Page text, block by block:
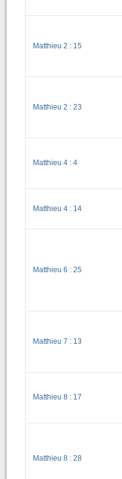
Matthieu 2 : 15
Matthieu 2 : 23
Matthieu 4 : 4
Matthieu 4 : 14
Matthieu 6 : 25
Matthieu 7 : 13
Matthieu 8 : 17
Matthieu 8 : 28